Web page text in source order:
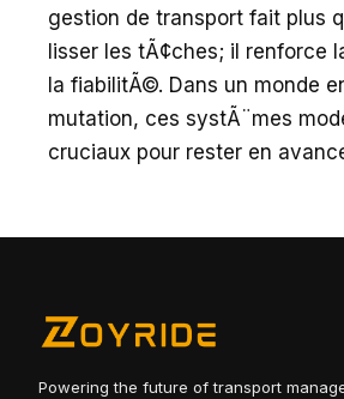
gestion de transport fait plus
lisser les tÃ¢ches; il renforce
la fiabilitÃ©. Dans un monde
mutation, ces systÃ¨mes
cruciaux pour rester en
Powering the future of transport